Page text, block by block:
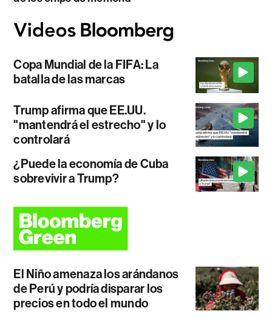
Copa Mundial de la FIFA: La
batalla de las marcas
Trump afirma que EE.UU.
"mantendrá el estrecho" y lo
controlará
¿Puede la economía de Cuba
sobrevivir a Trump?
El Niño amenaza los arándanos
de Perú y podría disparar los
precios en todo el mundo